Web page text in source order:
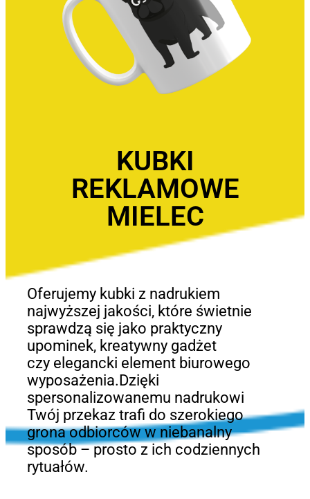
KUBKI
REKLAMOWE
MIELEC
Oferujemy kubki z nadrukiem
najwyższej jakości, które świetnie
sprawdzą się jako praktyczny
upominek, kreatywny gadżet
czy elegancki element biurowego
wyposażenia.Dzięki
spersonalizowanemu nadrukowi
Twój przekaz trafi do szerokiego
grona odbiorców w niebanalny
sposób – prosto z ich codziennych
rytuałów.